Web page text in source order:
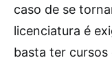
caso de se
licenciatura é
basta ter cursos